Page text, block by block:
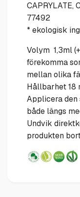
CAPRYLATE,
77492
* ekologisk
Volym 1,3ml
förekomma
mellan olika
Hållbarhet 18
Applicera den
både längs
Undvik
produkten